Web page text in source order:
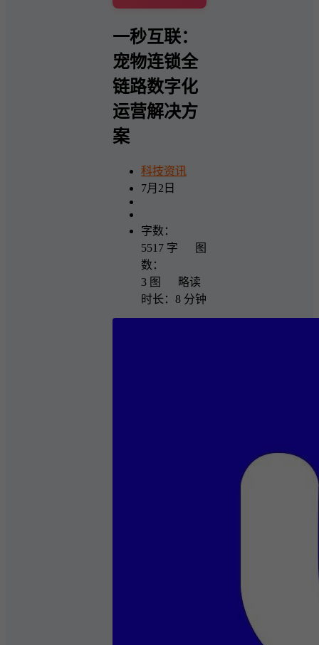
一秒互联：
宠物连锁全
链路数字化
运营解决方
案
科技资讯
7月2日
字数：
5517 字 图
数：
3 图 略读
时长：8 分钟